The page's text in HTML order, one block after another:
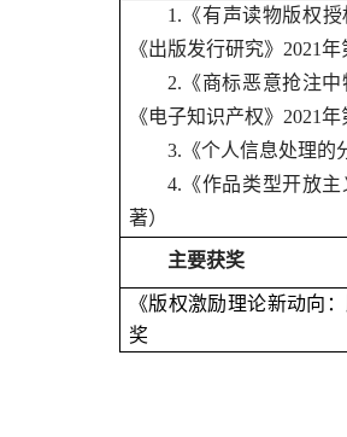
1. 《有声读物版权
《出版发行研究》 2021年
2. 《商标恶意抢注
《电子知识产权》 2021年
3. 《个人信息处理
4. 《作品类型开放
著）
主要获奖
《版权激励理论新动向
奖